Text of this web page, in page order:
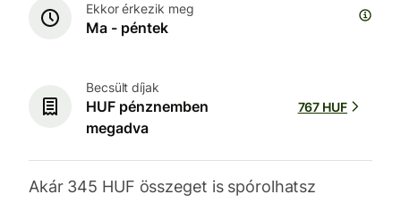
Ekkor érkezik meg
Ma - péntek
Becsült díjak
HUF pénznemben
megadva
767 HUF
Akár 345 HUF összeget is spórolhatsz